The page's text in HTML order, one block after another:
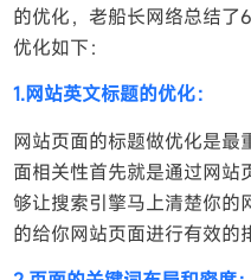
的优化，老船长网络总结了
优化如下：
1.网站英文标题的优化：
网站页面的标题做优化是最
面相关性首先就是通过网站
够让搜索引擎马上清楚你的
的给你网站页面进行有效的